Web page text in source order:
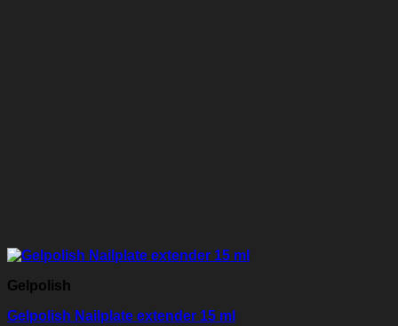
Gelpolish
Gelpolish Nailplate extender 15 ml